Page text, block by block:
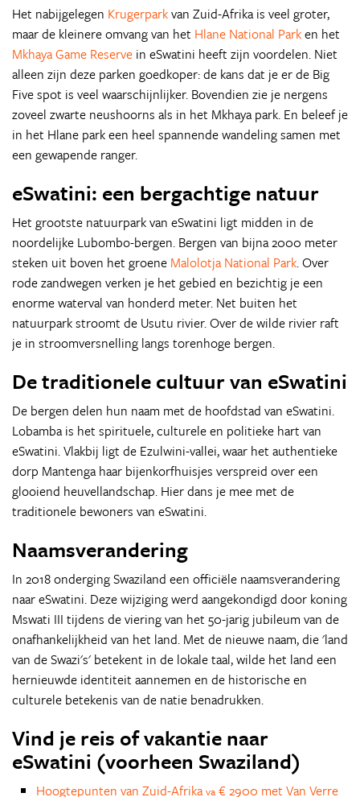
Het nabijgelegen Krugerparkvan Zuid-Afrika is veel groter,
maar de kleinere omvang van het Hlane National Parken het
Mkhaya Game Reserve in eSwatini heeft zijn voordelen. Niet
alleen zijn deze parken goedkoper: de kans dat je er de Big
Five spot is veel waarschijnlijker. Bovendien zie je nergens
zoveel zwarte neushoorns als in het Mkhaya park. En beleef je
in het Hlane park een heel spannende wandeling samen met
een gewapende ranger.
eSwatini: een bergachtige natuur
Het grootste natuurpark van eSwatini ligt midden in de
noordelijke Lubombo-bergen. Bergen van bijna 2000 meter
steken uit boven het groene Malolotja National Park. Over
rode zandwegen verken je het gebied en bezichtig je een
enorme waterval van honderd meter. Net buiten het
natuurpark stroomt de Usutu rivier. Over de wilde rivier raft
je in stroomversnelling langs torenhoge bergen.
De traditionele cultuur van eSwatini
De bergen delen hun naam met de hoofdstad van eSwatini.
Lobamba is het spirituele, culturele en politieke hart van
eSwatini. Vlakbij ligt de Ezulwini-vallei, waar het authentieke
dorp Mantenga haar bijenkorfhuisjes verspreid over een
glooiend heuvellandschap. Hier dans je mee met de
traditionele bewoners van eSwatini.
Naamsverandering
In 2018 onderging Swaziland een officiële naamsverandering
naar eSwatini. Deze wijziging werd aangekondigd door koning
Mswati III tijdens de viering van het 50-jarig jubileum van de
onafhankelijkheid van het land. Met de nieuwe naam, die 'land
van de Swazi's' betekent in de lokale taal, wilde het land een
hernieuwde identiteit aannemen en de historische en
culturele betekenis van de natie benadrukken.
Vind je reis of vakantie naar
eSwatini (voorheen Swaziland)
Hoogtepunten van Zuid-Afrika va € 2900 met Van Verre